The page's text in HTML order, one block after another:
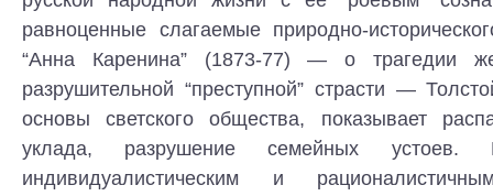
равноценные слагаемые природно-
“Анна Каренина” (1873-77) — о трагедии
разрушительной “преступной” страсти —
основы светского общества, показывает
уклада, разрушение семейных устоев.
индивидуалистическим и